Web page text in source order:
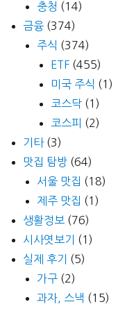
충청 (14)
금융 (374)
주식 (374)
ETF (455)
미국 주식 (1)
코스닥 (1)
코스피 (2)
기타(3)
맛집 탐방 (64)
서울 맛집 (18)
제주 맛집 (1)
생활정보 (76)
시사엿보기
(1)
실제 후기
(5)
가구 (2)
과자, 스낵 (15)